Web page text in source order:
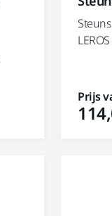
Prijs